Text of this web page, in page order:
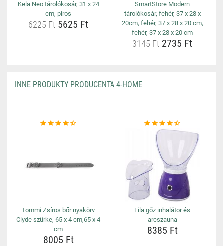
Kela Neo tárolókosár, 31 x 24
cm, piros
6225 Ft 5625 Ft
SmartStore Modern
tárolókosár, fehér, 37 x 28 x
20cm, fehér, 37 x 28 x 20 cm,
fehér, 37 x 28 x 20 cm
3145 Ft 2735 Ft
INNE PRODUKTY PRODUCENTA 4-HOME
Tommi Zsíros bőr nyakörv
Clyde szürke, 65 x 4 cm,65 x 4
cm
8005 Ft
Lila gőz inhalátor és
arcszauna
8385 Ft